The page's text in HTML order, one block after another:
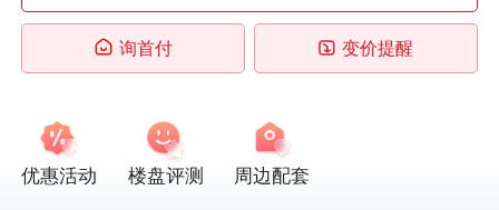
询首付 变价提醒
优惠活动 楼盘评测 周边配套